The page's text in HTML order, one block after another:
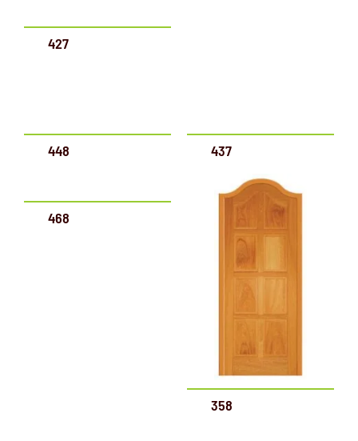
427
448 437
468
358